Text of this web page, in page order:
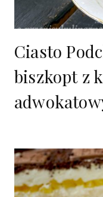
Ciasto
biszkopt z